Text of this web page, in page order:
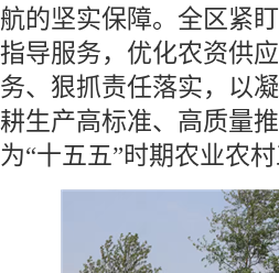
航的坚实保障。全区紧
指导服务，优化农资供
务、狠抓责任落实，以
耕生产高标准、高质量
为“十五五”时期农业农